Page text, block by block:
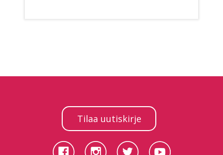
Tilaa uutiskirje